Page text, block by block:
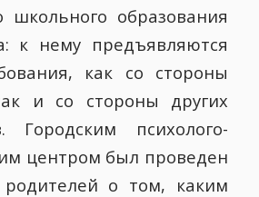
школьного образования
к нему предъявляются
как со стороны
и со стороны других
Городским психолого-
центром был проведен
о том, каким